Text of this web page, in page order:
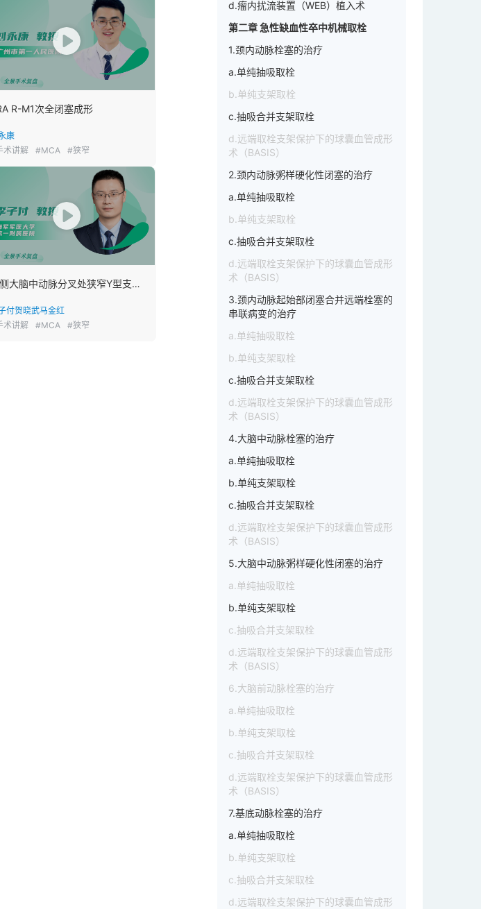
R-M1次全闭塞成形
康
术讲解
#MCA #狭窄
左侧大脑中动脉分叉处狭窄Y型支架成形
付贺晓武马金红
术讲解
#MCA #狭窄
d.瘤内扰流装置（WEB）植入术
第二章 急性缺血性卒中机械取栓
1.颈内动脉栓塞的治疗
a.单纯抽吸取栓
b.单纯支架取栓
c.抽吸合并支架取栓
d.远端取栓支架保护下的球囊血管成形
术（BASIS）
2.颈内动脉粥样硬化性闭塞的治疗
a.单纯抽吸取栓
b.单纯支架取栓
c.抽吸合并支架取栓
d.远端取栓支架保护下的球囊血管成形
术（BASIS）
3.颈内动脉起始部闭塞合并远端栓塞的
串联病变的治疗
a.单纯抽吸取栓
b.单纯支架取栓
c.抽吸合并支架取栓
d.远端取栓支架保护下的球囊血管成形
术（BASIS）
4.大脑中动脉栓塞的治疗
a.单纯抽吸取栓
b.单纯支架取栓
c.抽吸合并支架取栓
d.远端取栓支架保护下的球囊血管成形
术（BASIS）
5.大脑中动脉粥样硬化性闭塞的治疗
a.单纯抽吸取栓
b.单纯支架取栓
c.抽吸合并支架取栓
d.远端取栓支架保护下的球囊血管成形
术（BASIS）
6.大脑前动脉栓塞的治疗
a.单纯抽吸取栓
b.单纯支架取栓
c.抽吸合并支架取栓
d.远端取栓支架保护下的球囊血管成形
术（BASIS）
7.基底动脉栓塞的治疗
a.单纯抽吸取栓
b.单纯支架取栓
c.抽吸合并支架取栓
d.远端取栓支架保护下的球囊血管成形